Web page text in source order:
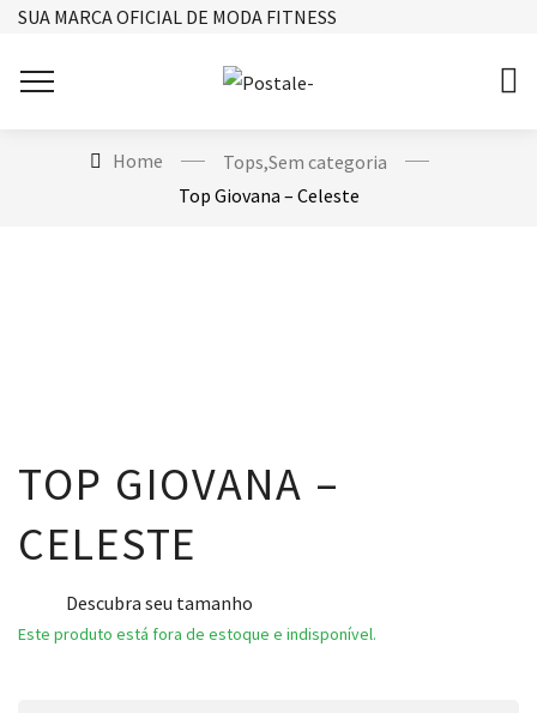
SUA MARCA OFICIAL DE MODA FITNESS
Home Tops,Sem categoria
Top Giovana – Celeste
TOP GIOVANA –
CELESTE
Descubra seu tamanho
Este produto está fora de estoque e indisponível.